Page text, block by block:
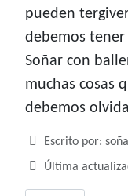
pueden
debemos tener
Soñar con
muchas cosas
debemos
Detalles
Escrito por:
Última